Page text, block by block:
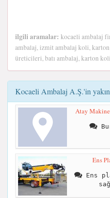
ilgili aramalar: kocaeli ambalaj
ambalaj, izmit ambalaj koli,
üreticileri, batı ambalaj, karton
Kocaeli Ambalaj A.Ş.'in
Atay
Ens
Ens